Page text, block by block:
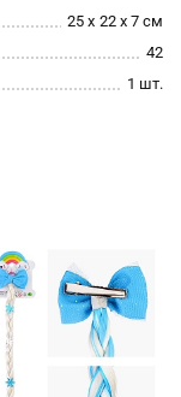
25 x 22 x 7 см
42
1 шт.